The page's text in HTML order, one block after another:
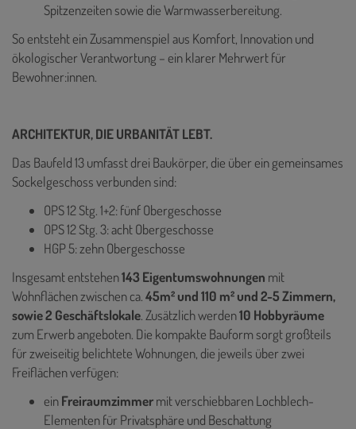
Spitzenzeiten sowie die Warmwasserbereitung.
So entsteht ein Zusammenspiel aus Komfort, Innovation und
ökologischer Verantwortung – ein klarer Mehrwert für
Bewohner:innen.
ARCHITEKTUR, DIE URBANITÄT LEBT.
Das Baufeld 13 umfasst drei Baukörper, die über ein gemeinsames
Sockelgeschoss verbunden sind:
OPS 12 Stg. 1+2: fünf Obergeschosse
OPS 12 Stg. 3: acht Obergeschosse
HGP 5: zehn Obergeschosse
Insgesamt entstehen143 Eigentumswohnungen mit
Wohnflächen zwischen ca.45m² und 110 m² und 2-5 Zimmern,
sowie 2 Geschäftslokale. Zusätzlich werden10 Hobbyräume
zum Erwerb angeboten. Die kompakte Bauform sorgt großteils
für zweiseitig belichtete Wohnungen, die jeweils über zwei
Freiflächen verfügen:
einFreiraumzimmermit verschiebbaren Lochblech-
Elementen für Privatsphäre und Beschattung